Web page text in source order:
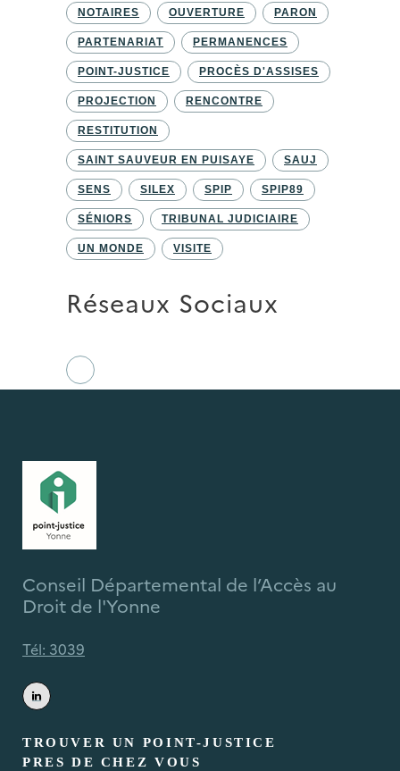
NOTAIRES OUVERTURE PARON
PARTENARIAT PERMANENCES
POINT-JUSTICE PROCÈS D'ASSISES
PROJECTION RENCONTRE
RESTITUTION
SAINT SAUVEUR EN PUISAYE SAUJ
SENS SILEX SPIP SPIP89
SÉNIORS TRIBUNAL JUDICIAIRE
UN MONDE VISITE
Réseaux Sociaux
Conseil Départemental de l’Accès au
Droit de l'Yonne
Tél: 3039
TROUVER UN POINT-JUSTICE
PRES DE CHEZ VOUS